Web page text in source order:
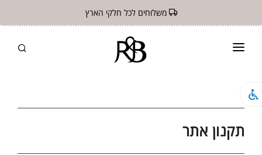
משלוחים לכל חלקי הארץ
תקנון
תקנון אתר